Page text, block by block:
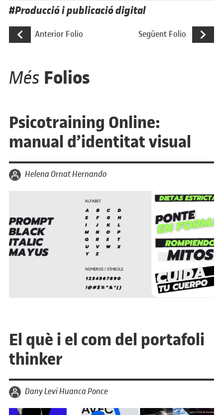
Etiquetes
Producció i publicació digital
Navegació d'entrades
Anterior Folio Disseny UI/UX d’una Web/App de
Següent Folio
Més Folios
Psicotraining Online:
manual d’identitat visual
per Helena Ornat Hernando
El què i el com del portafoli
thinker
per Dany Levi Huanca Ponce